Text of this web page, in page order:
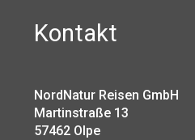
Kontakt
NordNatur Reisen GmbH
Martinstraße 13
57462 Olpe